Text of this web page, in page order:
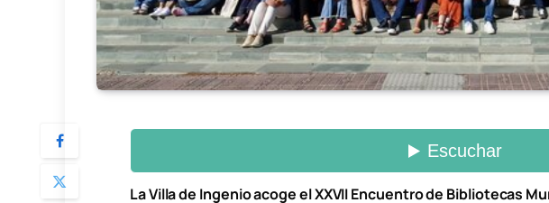
La Villa de Ingenio acoge el XXVII Encuentro de Bibliotecas